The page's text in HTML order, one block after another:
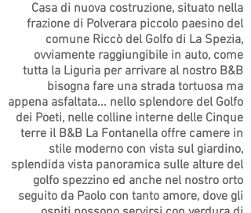
Casa di nuova costruzione, situato nella
frazione di Polverara piccolo paesino del
comune Riccò del Golfo di La Spezia,
ovviamente raggiungibile in auto, come
tutta la Liguria per arrivare al nostro B&B
bisogna fare una strada tortuosa ma
appena asfaltata... nello splendore del Golfo
dei Poeti, nelle colline interne delle Cinque
terre il B&B La Fontanella offre camere in
stile moderno con vista sul giardino,
splendida vista panoramica sulle alture del
golfo spezzino ed anche nel nostro orto
seguito da Paolo con tanto amore, dove gli